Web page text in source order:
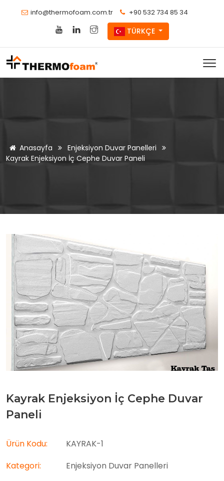
info@thermofoam.com.tr +90 532 734 85 34
TÜRKÇE
Anasayfa
Enjeksiyon Duvar Panelleri
Kayrak Enjeksiyon İç Cephe Duvar Paneli
Kayrak Enjeksiyon İç Cephe Duvar
Paneli
Ürün Kodu:
KAYRAK-1
Kategori:
Enjeksiyon Duvar Panelleri